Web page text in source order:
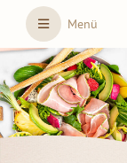
Skip to main content
Menü